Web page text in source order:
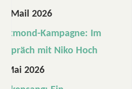
15. Mail 2026
Blutmond-Kampagne: Im
Gespräch mit Niko Hoch
1. Mai 2026